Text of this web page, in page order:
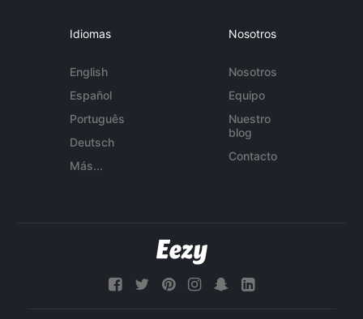
Idiomas
English
Español
Português
Deutsch
Más...
Nosotros
Nosotros
Equipo
Nuestro
blog
Contacto